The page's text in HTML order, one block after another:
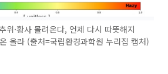
·황사 몰려온다, 언제 다시 따뜻해지
올라 (출처=국립환경과학원 누리집 캡처)